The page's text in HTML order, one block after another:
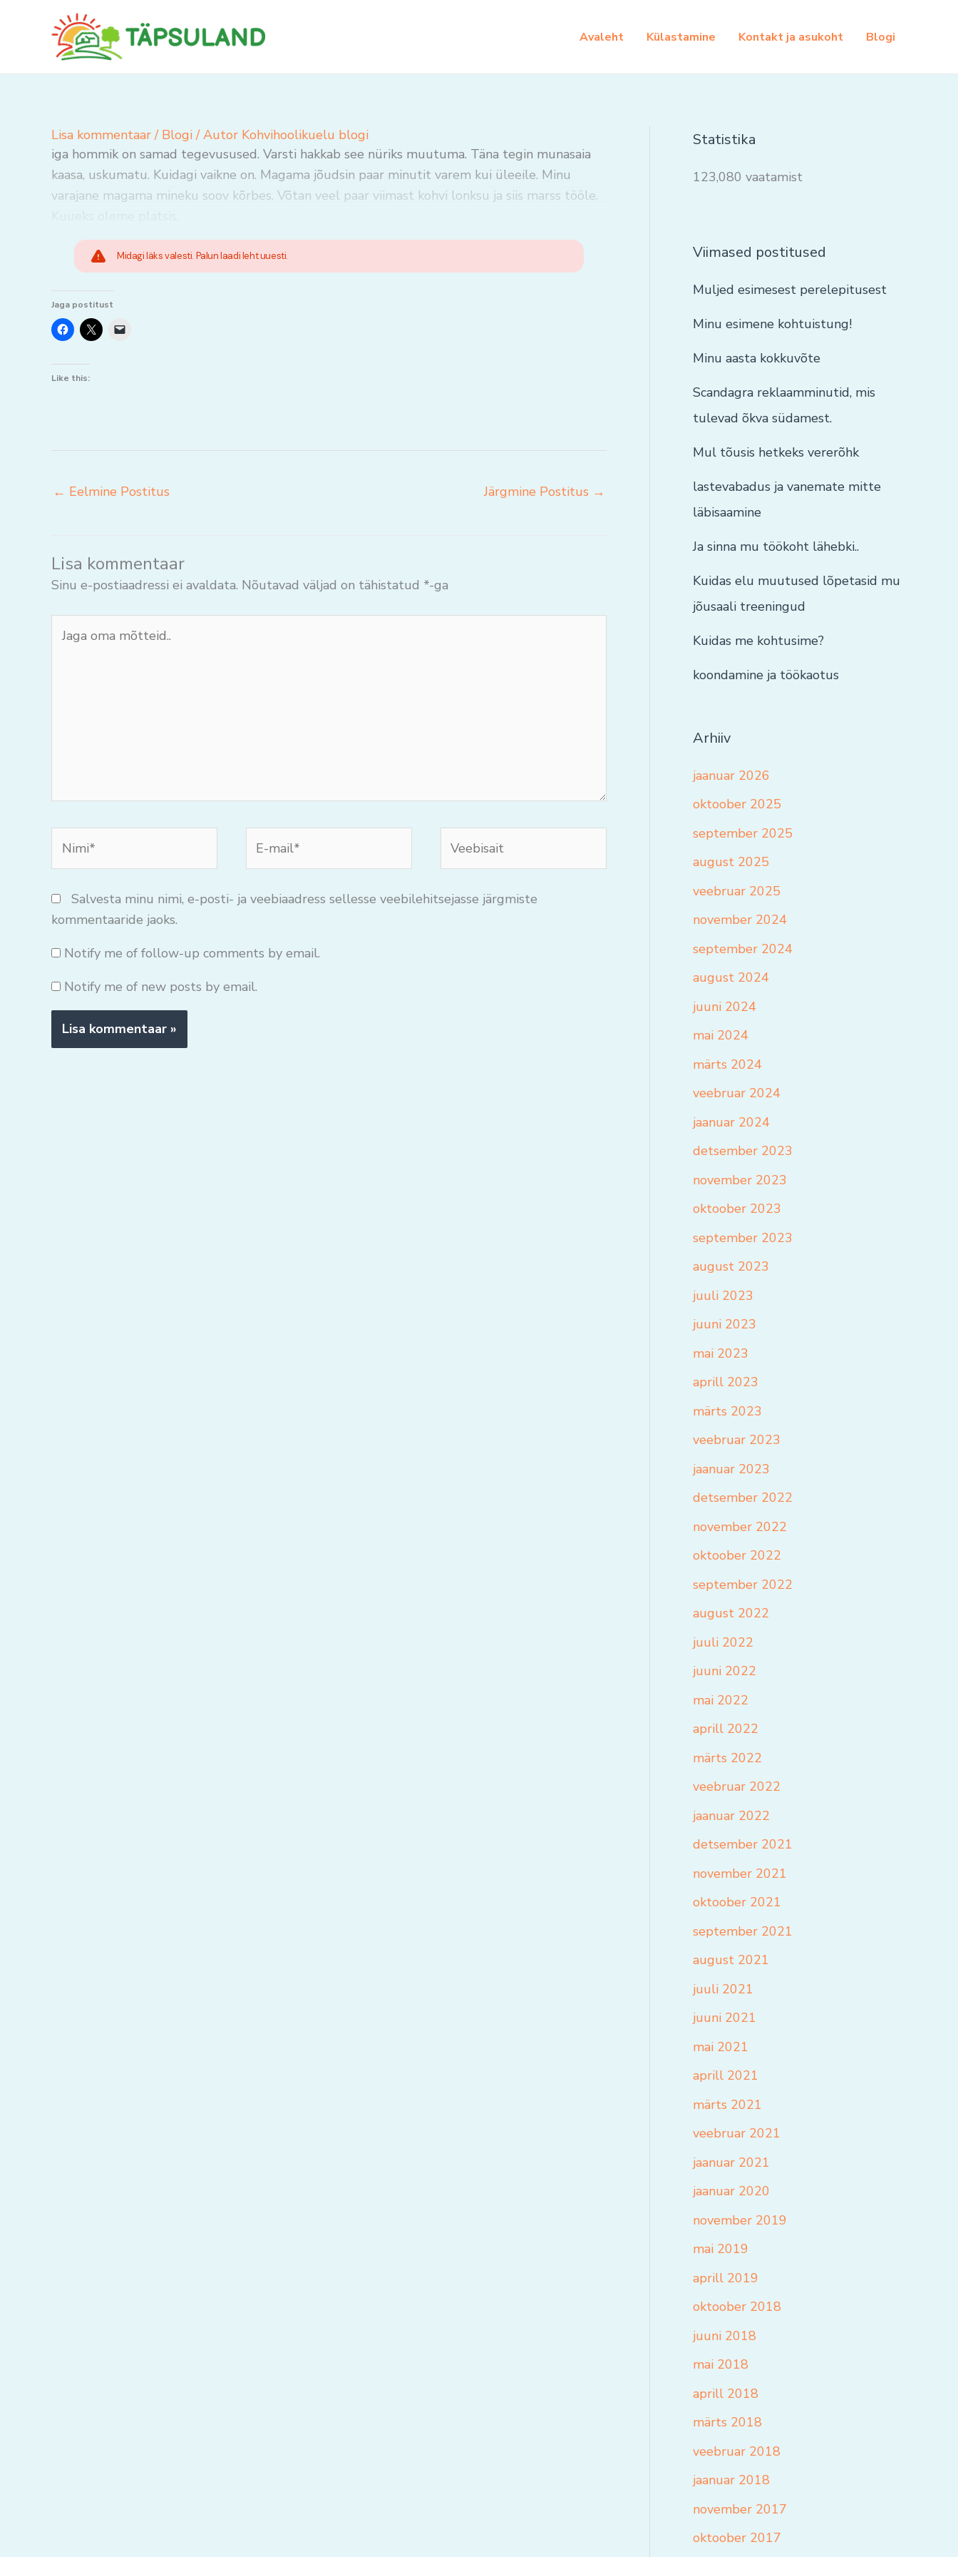
Avaleht Külastamine Kontakt ja asukoht Blogi
Lisa kommentaar / Blogi/ Autor Kohvihoolikuelu blogi
iga hommik on samad tegevusused. Varsti hakkab see nüriks muutuma. Täna tegin munasaia
kaasa, uskumatu. Kuidagi vaikne on. Magama jõudsin paar minutit varem kui üleeile. Minu
varajane magama mineku soov kõrbes. Võtan veel paar viimast kohvi lonksu ja siis marss tööle.
Midagi läks valesti. Palun laadi leht uuesti.
Jaga postitust
Like this:
← Eelmine Postitus Järgmine Postitus →
Lisa kommentaar
Sinu e-postiaadressi ei avaldata. Nõutavad väljad on tähistatud *-ga
oma
mail*
Salvesta minu nimi, e-posti- ja veebiaadress sellesse veebilehitsejasse järgmiste
kommentaaride jaoks.
Notify me of follow-up comments by email.
Notify me of new posts by email.
Statistika
123,080 vaatamist
Viimased postitused
Muljed esimesest perelepitusest
Minu esimene kohtuistung!
Minu aasta kokkuvõte
Scandagra reklaamminutid, mis
tulevad õkva südamest.
Mul tõusis hetkeks vererõhk
lastevabadus ja vanemate mitte
läbisaamine
Ja sinna mu töökoht lähebki..
Kuidas elu muutused lõpetasid mu
jõusaali treeningud
Kuidas me kohtusime?
koondamine ja töökaotus
Arhiiv
jaanuar 2026
oktoober 2025
september 2025
august 2025
veebruar 2025
november 2024
september 2024
august 2024
juuni 2024
mai 2024
märts 2024
veebruar 2024
jaanuar 2024
detsember 2023
november 2023
oktoober 2023
september 2023
august 2023
juuli 2023
juuni 2023
mai 2023
aprill 2023
märts 2023
veebruar 2023
jaanuar 2023
detsember 2022
november 2022
oktoober 2022
september 2022
august 2022
juuli 2022
juuni 2022
mai 2022
aprill 2022
märts 2022
veebruar 2022
jaanuar 2022
detsember 2021
november 2021
oktoober 2021
september 2021
august 2021
juuli 2021
juuni 2021
mai 2021
aprill 2021
märts 2021
veebruar 2021
jaanuar 2021
jaanuar 2020
november 2019
mai 2019
aprill 2019
oktoober 2018
juuni 2018
mai 2018
aprill 2018
märts 2018
veebruar 2018
jaanuar 2018
november 2017
oktoober 2017